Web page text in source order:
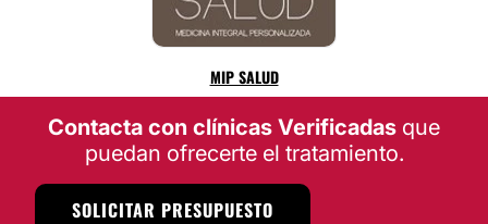
MIP SALUD
Contacta con clínicas Verificadas que
puedan ofrecerte el tratamiento.
SOLICITAR PRESUPUESTO